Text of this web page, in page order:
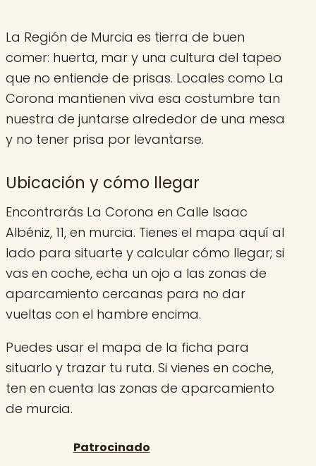
La Región de Murcia es tierra de buen
comer: huerta, mar y una cultura del tapeo
que no entiende de prisas. Locales como La
Corona mantienen viva esa costumbre tan
nuestra de juntarse alrededor de una mesa
y no tener prisa por levantarse.
Ubicación y cómo llegar
Encontrarás La Corona en Calle Isaac
Albéniz, 11, en murcia. Tienes el mapa aquí al
lado para situarte y calcular cómo llegar; si
vas en coche, echa un ojo a las zonas de
aparcamiento cercanas para no dar
vueltas con el hambre encima.
Puedes usar el mapa de la ficha para
situarlo y trazar tu ruta. Si vienes en coche,
ten en cuenta las zonas de aparcamiento
de murcia.